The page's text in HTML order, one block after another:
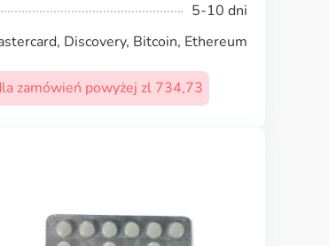
5-10 dni
Discovery, Bitcoin, Ethereum
zamówień powyżej zl 734,73